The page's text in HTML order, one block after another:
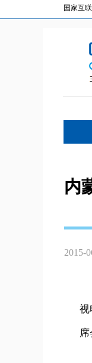
国家互
内
2015-
视